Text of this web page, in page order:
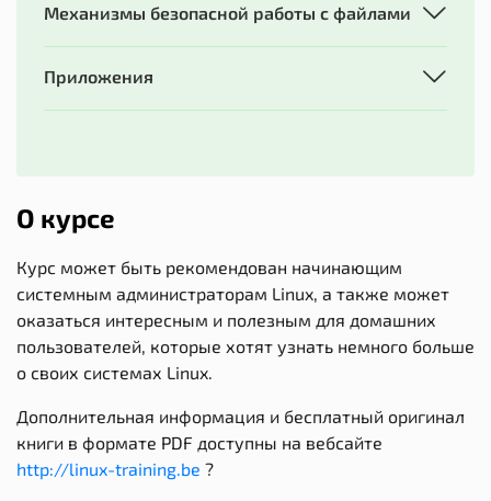
О курсе
Курс может быть рекомендован начинающим
системным администраторам Linux, а также может
оказаться интересным и полезным для домашних
пользователей, которые хотят узнать немного больше
о своих системах Linux.
Дополнительная информация и бесплатный оригинал
книги в формате PDF доступны на вебсайте
http://linux-training.be ?
Механизмы безопасной работы с файлами
Приложения